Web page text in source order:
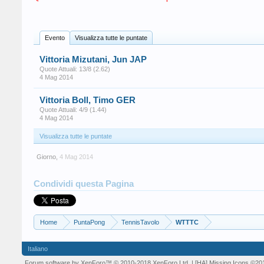
Evento Visualizza tutte le puntate
Vittoria Mizutani, Jun JAP
Quote Attuali: 13/8 (2.62)
4 Mag 2014
Vittoria Boll, Timo GER
Quote Attuali: 4/9 (1.44)
4 Mag 2014
Visualizza tutte le puntate
Giorno 4 Mag 2014
Condividi questa Pagina
Home PuntaPong TennisTavolo WTTTC
Italiano